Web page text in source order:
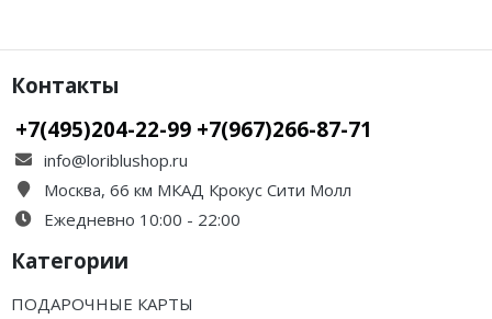
Контакты
+7(495)204-22-99 +7(967)266-87-71
info@loriblushop.ru
Москва, 66 км МКАД Крокус Сити Молл
Ежедневно 10:00 - 22:00
Категории
ПОДАРОЧНЫЕ КАРТЫ